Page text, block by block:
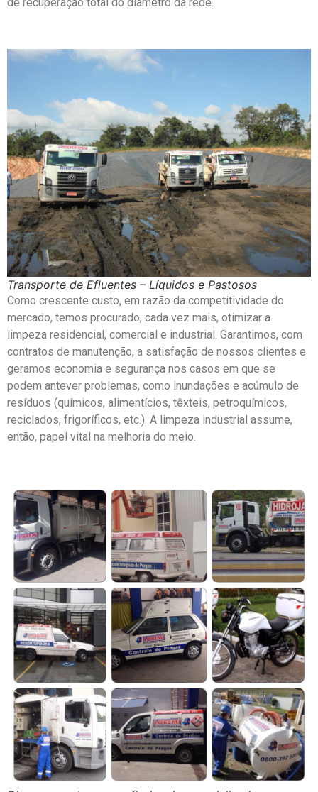
Transporte de Efluentes – Líquidos e Pastosos
Como crescente custo, em razão da competitividade do
mercado, temos procurado, cada vez mais, otimizar a
limpeza residencial, comercial e industrial. Garantimos, com
contratos de manutenção, a satisfação de nossos clientes e
geramos economia e segurança nos casos em que se
podem antever problemas, como inundações e acúmulo de
resíduos (químicos, alimentícios, têxteis, petroquímicos,
reciclados, frigoríficos, etc.). A limpeza industrial assume,
então, papel vital na melhoria do meio.